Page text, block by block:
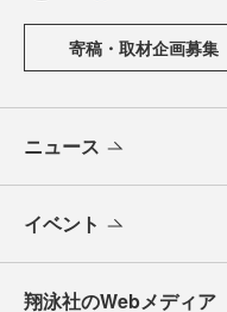
寄稿・取材企画募集
ニュース
イベント
翔泳社のWebメディア